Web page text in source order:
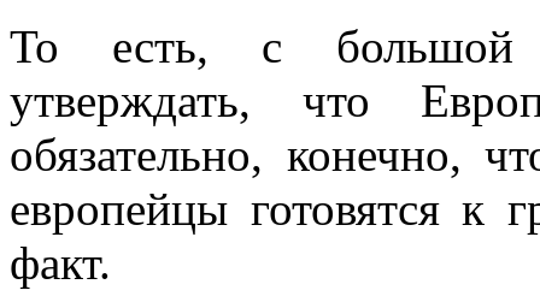
То есть, с большой
утверждать, что
обязательно, конечно,
европейцы готовятся к
факт.